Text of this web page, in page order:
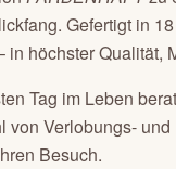
Gefertigt in
in höchster Qualität,
Tag im Leben
von Verlobungs-
Besuch.